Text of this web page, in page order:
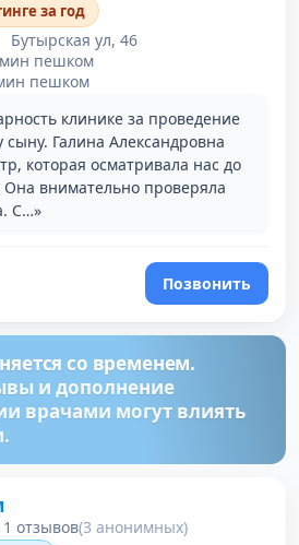
за год
Бутырская ул, 46
пешком
пешком
клинике за проведение
Галина Александровна
которая осматривала нас до
внимательно проверяла
С…»
Позвонить
со временем.
и дополнение
врачами могут влиять
отзывов(3 анонимных)